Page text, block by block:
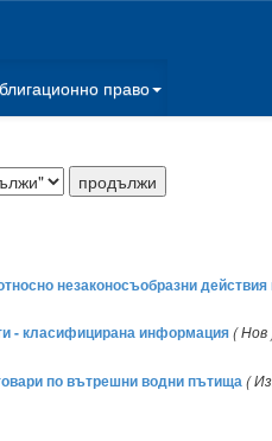
право
незаконосъобразни
- класифицирана информация( Нов
по вътрешни водни пътища(